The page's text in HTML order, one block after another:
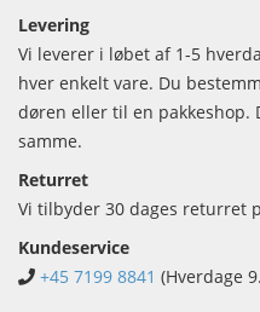
Levering
Vi leverer i løbet af 1-5
hver enkelt vare. Du
døren eller til en pakkeshop.
samme.
Returret
Vi tilbyder 30 dages returret
Kundeservice
+45 7199 8841 (Hverdage